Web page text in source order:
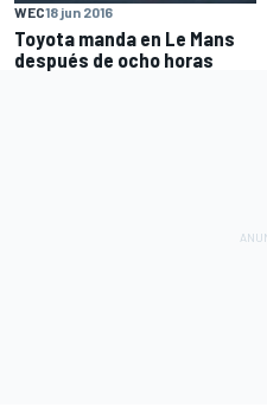
WEC18 jun 2016
Toyota manda en Le Mans
después de ocho horas